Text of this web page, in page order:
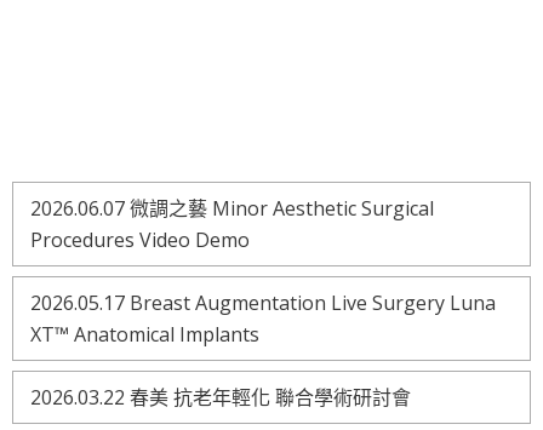
2026.06.07 微調之藝 Minor Aesthetic Surgical
Procedures Video Demo
2026.05.17 Breast Augmentation Live Surgery Luna
XT™ Anatomical Implants
2026.03.22 春美 抗老年輕化 聯合學術研討會